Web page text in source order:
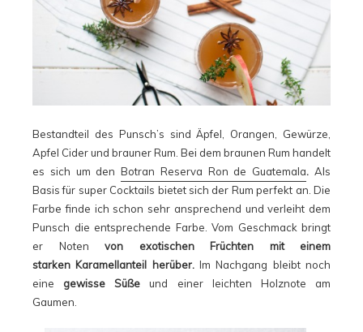
Bestandteil des Punsch’s sind Äpfel, Orangen, Gewürze,
Apfel Cider und brauner Rum. Bei dem braunen Rum handelt
es sich um denBotran Reserva Ron de Guatemala.Als
Basis für super Cocktails bietet sich der Rum perfekt an. Die
Farbe finde ich schon sehr ansprechend und verleiht dem
Punsch die entsprechende Farbe. Vom Geschmack bringt
er Noten von exotischen Früchten mit einem
starken Karamellanteil herüber.Im Nachgang bleibt noch
eine gewisse Süße und einer leichten Holznote am
Gaumen.